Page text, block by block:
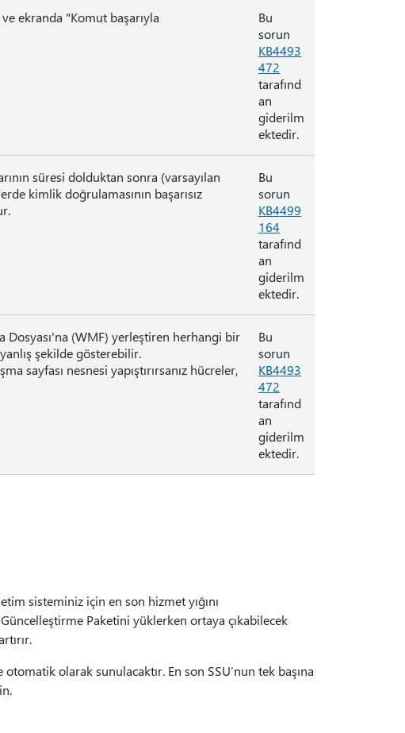
ve ekranda "Komut başarıyla
Bu
sorun
KB4493
472
tarafınd
an
giderilm
ektedir.
süresi dolduktan sonra (varsayılan
kimlik doğrulamasının başarısız
Bu
sorun
KB4499
164
tarafınd
an
giderilm
ektedir.
(WMF) yerleştiren herhangi bir
şekilde gösterebilir.
sayfası nesnesi yapıştırırsanız hücreler,
Bu
sorun
KB4493
472
tarafınd
an
giderilm
ektedir.
sisteminiz için en son hizmet yığını
Paketini yüklerken ortaya çıkabilecek
otomatik olarak sunulacaktır. En son SSU‘nun tek başına